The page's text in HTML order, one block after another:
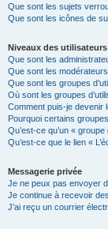
Que sont les sujets
Que sont les icônes de
Niveaux des
Que sont les
Que sont les
Que sont les groupes
Où sont les groupes
Comment puis-je devenir
Pourquoi certains
Qu’est-ce qu’un «
Qu’est-ce que le lien «
Messagerie privée
Je ne peux pas envoyer
Je continue à recevoir
J’ai reçu un courrier